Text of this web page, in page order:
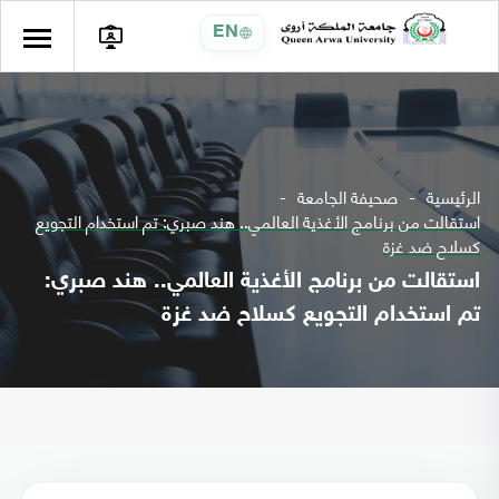
EN
الرئيسية صحيفة الجامعة
استقالت من برنامج الأغذية العالمي.. هند صبري: تم استخدام التجويع
كسلاح ضد غزة
استقالت من برنامج الأغذية العالمي.. هند صبري:
تم استخدام التجويع كسلاح ضد غزة